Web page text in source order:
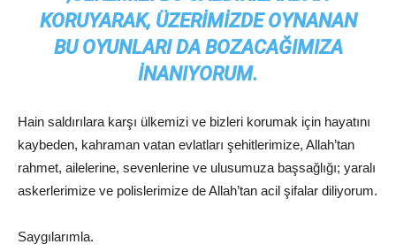
KORUYARAK, ÜZERIMIZDE OYNANAN
BU OYUNLARI DA BOZACAĞIMIZA
INANIYORUM.
Hain saldırılara karşı ülkemizi ve bizleri korumak için hayatını
kaybeden, kahraman vatan evlatları şehitlerimize, Allah’tan
rahmet, ailelerine, sevenlerine ve ulusumuza başsağlığı; yaralı
askerlerimize ve polislerimize de Allah’tan acil şifalar diliyorum.
Saygılarımla.